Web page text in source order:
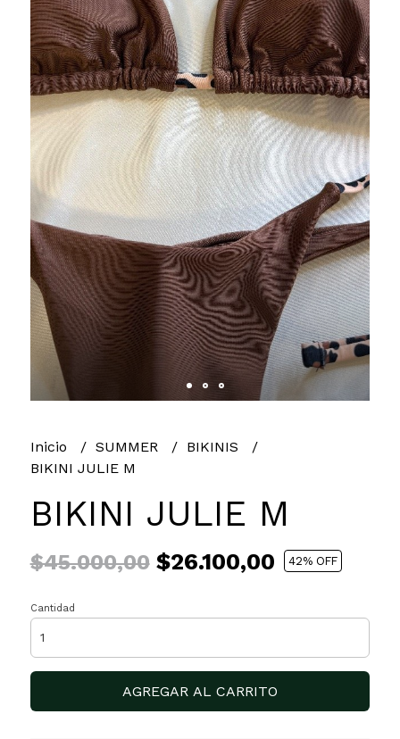
Inicio SUMMER
BIKINIS
BIKINI JULIE M
BIKINI JULIE M
$45.000,00$26.100,00 42% OFF
Cantidad
AGREGAR AL CARRITO